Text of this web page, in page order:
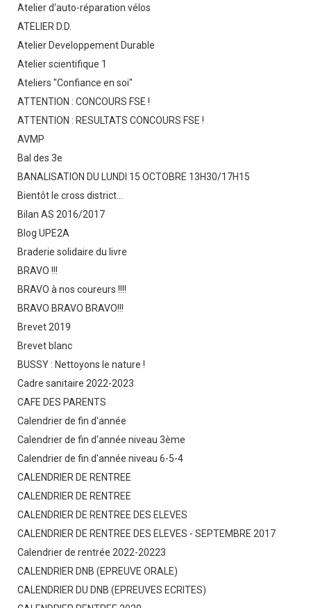
Atelier d'auto-réparation vélos
ATELIER D.D.
Atelier Developpement Durable
Atelier scientifique 1
Ateliers "Confiance en soi"
ATTENTION : CONCOURS FSE !
ATTENTION : RESULTATS CONCOURS FSE !
AVMP
Bal des 3e
BANALISATION DU LUNDI 15 OCTOBRE 13H30/17H15
Bientôt le cross district...
Bilan AS 2016/2017
Blog UPE2A
Braderie solidaire du livre
BRAVO !!!
BRAVO à nos coureurs !!!!
BRAVO BRAVO BRAVO!!!
Brevet 2019
Brevet blanc
BUSSY : Nettoyons le nature !
Cadre sanitaire 2022-2023
CAFE DES PARENTS
Calendrier de fin d'année
Calendrier de fin d'année niveau 3ème
Calendrier de fin d'année niveau 6-5-4
CALENDRIER DE RENTREE
CALENDRIER DE RENTREE
CALENDRIER DE RENTREE DES ELEVES
CALENDRIER DE RENTREE DES ELEVES - SEPTEMBRE 2017
Calendrier de rentrée 2022-20223
CALENDRIER DNB (EPREUVE ORALE)
CALENDRIER DU DNB (EPREUVES ECRITES)